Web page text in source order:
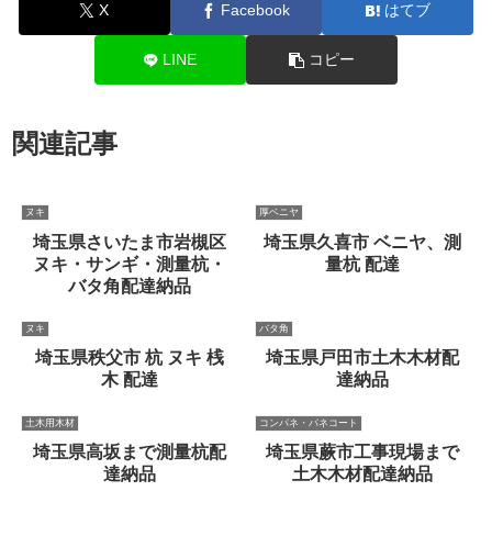
X Facebook はてブ
LINE コピー
関連記事
ヌキ
埼玉県さいたま市岩槻区
ヌキ・サンギ・測量杭・
バタ角配達納品
厚ベニヤ
埼玉県久喜市 ベニヤ、測
量杭 配達
ヌキ
埼玉県秩父市 杭 ヌキ 桟
木 配達
バタ角
埼玉県戸田市土木木材配
達納品
土木用木材
埼玉県高坂まで測量杭配
達納品
コンパネ・パネコート
埼玉県蕨市工事現場まで
土木木材配達納品